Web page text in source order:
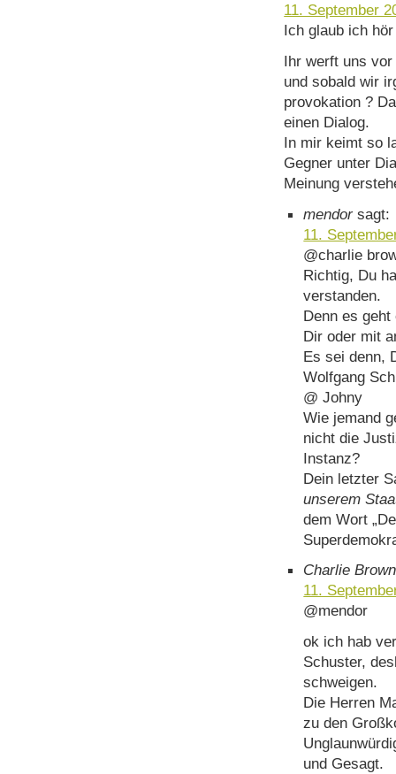
11. September
Ich glaub ich
Ihr werft uns
und sobald wir
provokation ?
einen Dialog.
In mir keimt so
Gegner unter
Meinung
mendor sagt:
11.
@charlie
Richtig, Du
verstanden.
Denn es
Dir oder mit
Es sei denn,
Wolfgang
@ Johny
Wie jemand
nicht die
Instanz?
Dein letzter
unserem
dem Wort
Charlie Brown
11.
@mendor
ok ich hab
Schuster,
schweigen.
Die Herren
zu den
und Gesagt.